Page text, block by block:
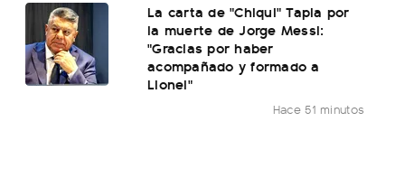
La carta de "Chiqui" Tapia por
la muerte de Jorge Messi:
"Gracias por haber
acompañado y formado a
Lionel"
Hace 51 minutos